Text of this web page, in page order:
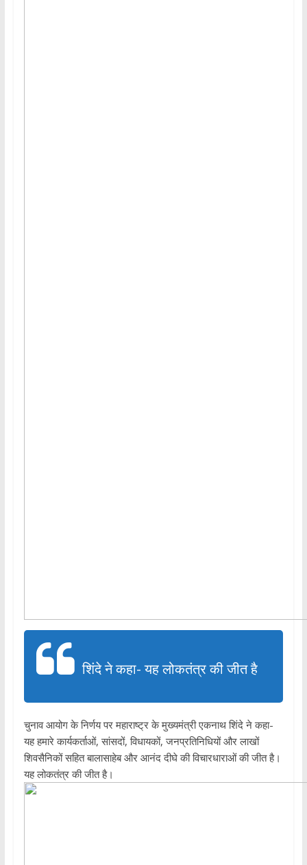
शिंदे ने कहा- यह लोकतंत्र की जीत है
चुनाव आयोग के निर्णय पर महाराष्ट्र के मुख्यमंत्री एकनाथ शिंदे ने कहा-
यह हमारे कार्यकर्ताओं, सांसदों, विधायकों, जनप्रतिनिधियों और लाखों
शिवसैनिकों सहित बालासाहेब और आनंद दीघे की विचारधाराओं की जीत है।
यह लोकतंत्र की जीत है।